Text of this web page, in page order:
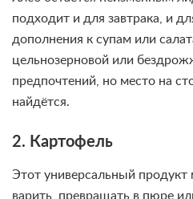
подходит и для завтрака, и
дополнения к супам или
цельнозерновой или
предпочтений, но место на
найдётся.
2. Картофель
Этот универсальный продукт
варить, превращать в пюре